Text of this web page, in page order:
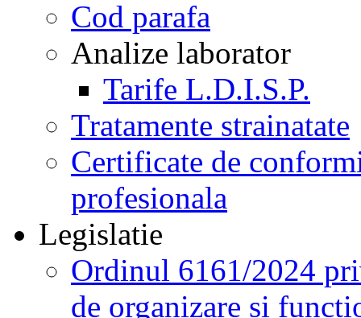
Cod parafa
Analize laborator
Tarife L.D.I.S.P.
Tratamente strainatate
Certificate de
profesionala
Legislatie
Ordinul 6161/2024
de organizare si